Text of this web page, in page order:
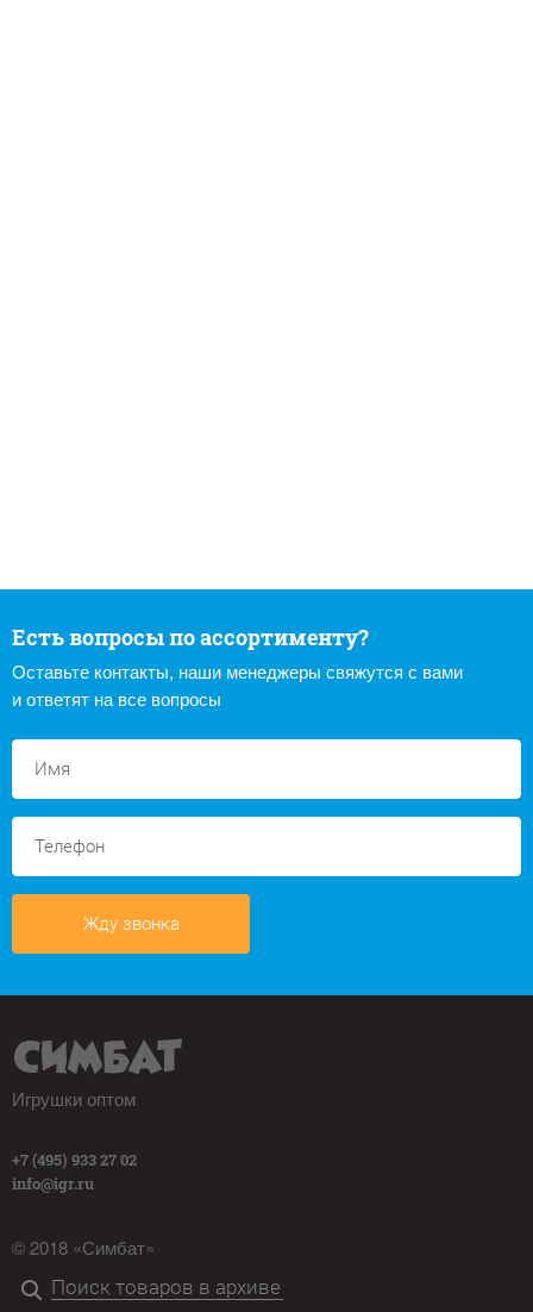
Есть вопросы по ассортименту?
Оставьте контакты, наши менеджеры свяжутся с вами
и ответят на все вопросы
Жду звонка
Игрушки оптом
+7 (495) 933 27 02
info@igr.ru
© 2018 «Симбат»